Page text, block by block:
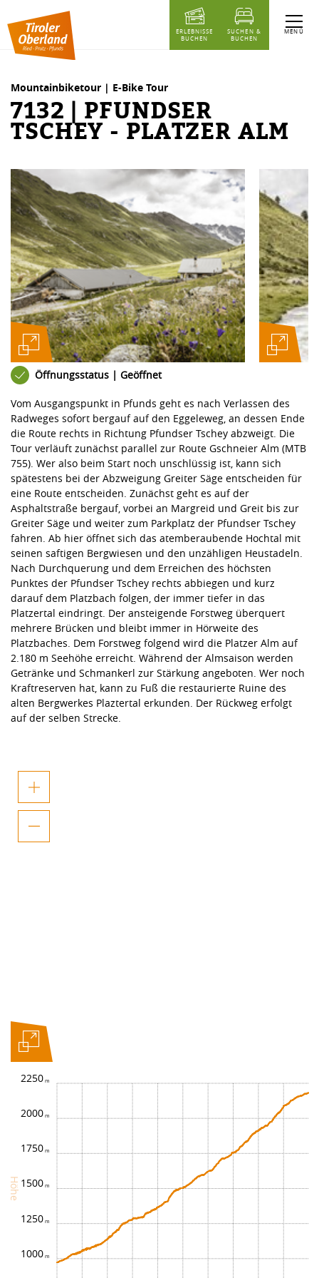
7132 | Pfundser Tschey - Platzer Alm
Ähnliche Touren
MENÜ
SUCHEN &
BUCHEN
ERLEBNISSE
BUCHEN
Mountainbiketour | E-Bike Tour
7132 | PFUNDSER
TSCHEY - PLATZER ALM
Öffnungsstatus | Geöffnet
Vom Ausgangspunkt in Pfunds geht es nach Verlassen des
Radweges sofort bergauf auf den Eggeleweg, an dessen Ende
die Route rechts in Richtung Pfundser Tschey abzweigt. Die
Tour verläuft zunächst parallel zur Route Gschneier Alm (MTB
755). Wer also beim Start noch unschlüssig ist, kann sich
spätestens bei der Abzweigung Greiter Säge entscheiden für
eine Route entscheiden. Zunächst geht es auf der
Asphaltstraße bergauf, vorbei an Margreid und Greit bis zur
Greiter Säge und weiter zum Parkplatz der Pfundser Tschey
fahren. Ab hier öffnet sich das atemberaubende Hochtal mit
seinen saftigen Bergwiesen und den unzähligen Heustadeln.
Nach Durchquerung und dem Erreichen des höchsten
Punktes der Pfundser Tschey rechts abbiegen und kurz
darauf dem Platzbach folgen, der immer tiefer in das
Platzertal eindringt. Der ansteigende Forstweg überquert
mehrere Brücken und bleibt immer in Hörweite des
Platzbaches. Dem Forstweg folgend wird die Platzer Alm auf
2.180 m Seehöhe erreicht. Während der Almsaison werden
Getränke und Schmankerl zur Stärkung angeboten. Wer noch
Kraftreserven hat, kann zu Fuß die restaurierte Ruine des
alten Bergwerkes Plaztertal erkunden. Der Rückweg erfolgt
auf der selben Strecke.
Höhe
1000
1250
1500
1750
2000
2250